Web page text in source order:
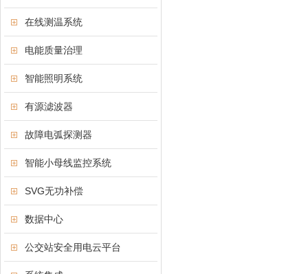
在线测温系统
电能质量治理
智能照明系统
有源滤波器
故障电弧探测器
智能小母线监控系统
SVG无功补偿
数据中心
公交站安全用电云平台